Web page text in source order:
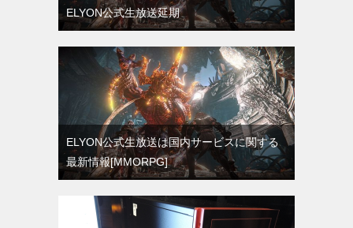
ELYON公式生放送延期
ELYON公式生放送は国内サービスに関する
最新情報[MMORPG]